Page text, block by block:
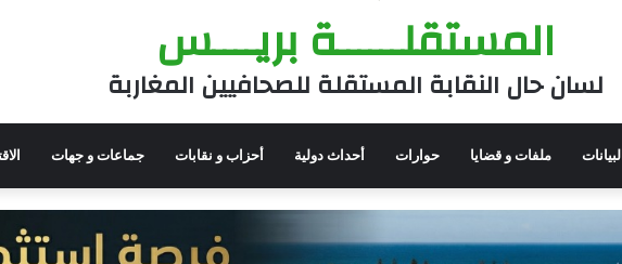
المستقلــــــة بريــــس
لسان حال النقابة المستقلة للصحافيين المغاربة
البيانات ملفات و قضايا حوارات أحداث دولية أحزاب و نقابات جماعات و جهات